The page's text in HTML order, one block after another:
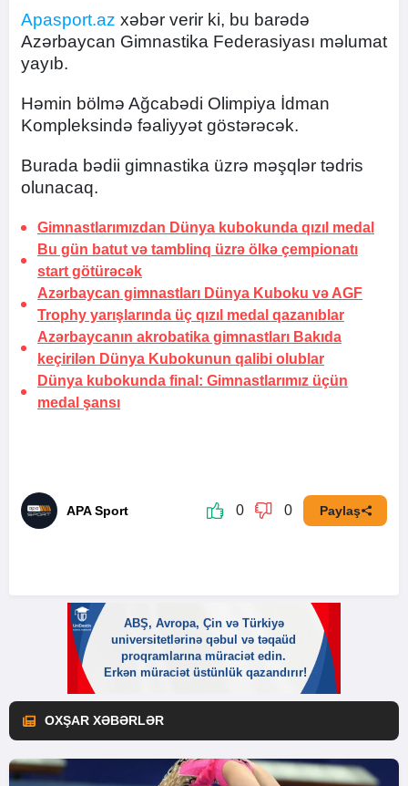
Apasport.az xəbər verir ki, bu barədə
Azərbaycan Gimnastika Federasiyası məlumat
yayıb.
Həmin bölmə Ağcabədi Olimpiya İdman
Kompleksində fəaliyyət göstərəcək.
Burada bədii gimnastika üzrə məşqlər tədris
olunacaq.
Gimnastlarımızdan Dünya kubokunda qızıl medal
Bu gün batut və tamblinq üzrə ölkə çempionatı
start götürəcək
Azərbaycan gimnastları Dünya Kuboku və AGF
Trophy yarışlarında üç qızıl medal qazanıblar
Azərbaycanın akrobatika gimnastları Bakıda
keçirilən Dünya Kubokunun qalibi olublar
Dünya kubokunda final: Gimnastlarımız üçün
medal şansı
APA Sport 0 0 Paylaş
OXŞAR XƏBƏRLƏR